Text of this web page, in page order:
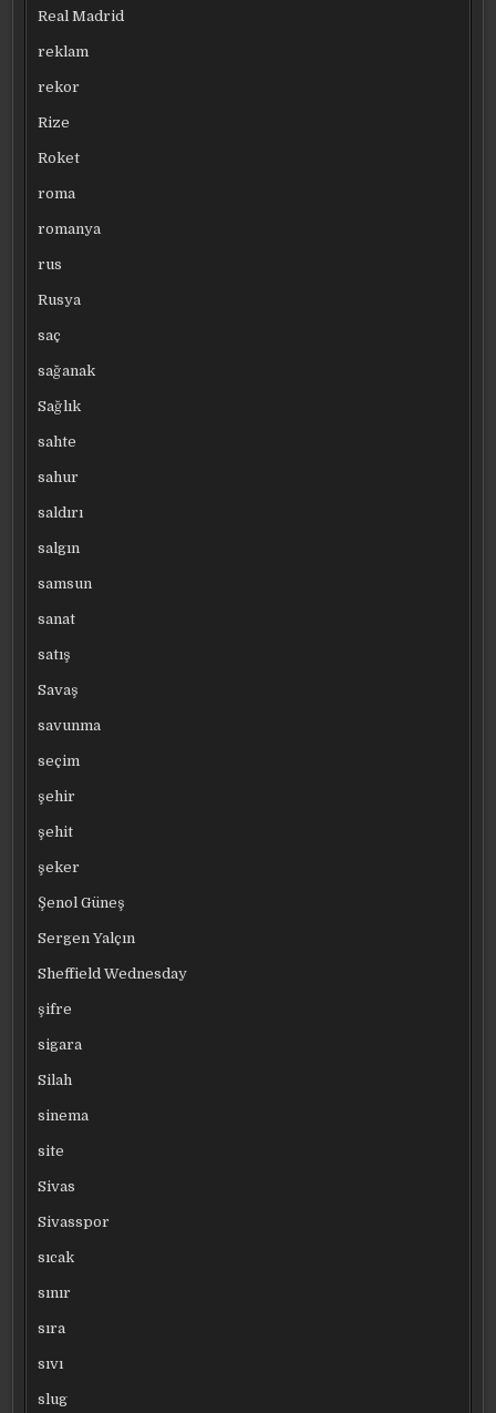
Real Madrid
reklam
rekor
Rize
Roket
roma
romanya
rus
Rusya
saç
sağanak
Sağlık
sahte
sahur
saldırı
salgın
samsun
sanat
satış
Savaş
savunma
seçim
şehir
şehit
şeker
Şenol Güneş
Sergen Yalçın
Sheffield Wednesday
şifre
sigara
Silah
sinema
site
Sivas
Sivasspor
sıcak
sınır
sıra
sıvı
slug